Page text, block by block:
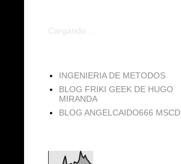
Cargando...
INGENIERIA DE METODOS
BLOG FRIKI GEEK DE HUGO
MIRANDA
BLOG ANGELCAIDO666 MSCD